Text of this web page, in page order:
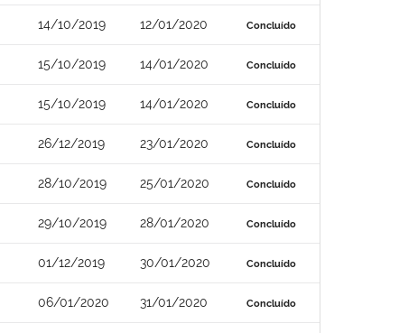
14/10/2019 12/01/2020 Concluído
15/10/2019 14/01/2020 Concluído
15/10/2019 14/01/2020 Concluído
26/12/2019 23/01/2020 Concluído
28/10/2019 25/01/2020 Concluído
29/10/2019 28/01/2020 Concluído
01/12/2019 30/01/2020 Concluído
06/01/2020 31/01/2020 Concluído